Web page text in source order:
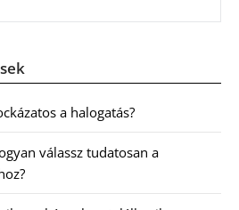
a halogatás?
válassz tudatosan a